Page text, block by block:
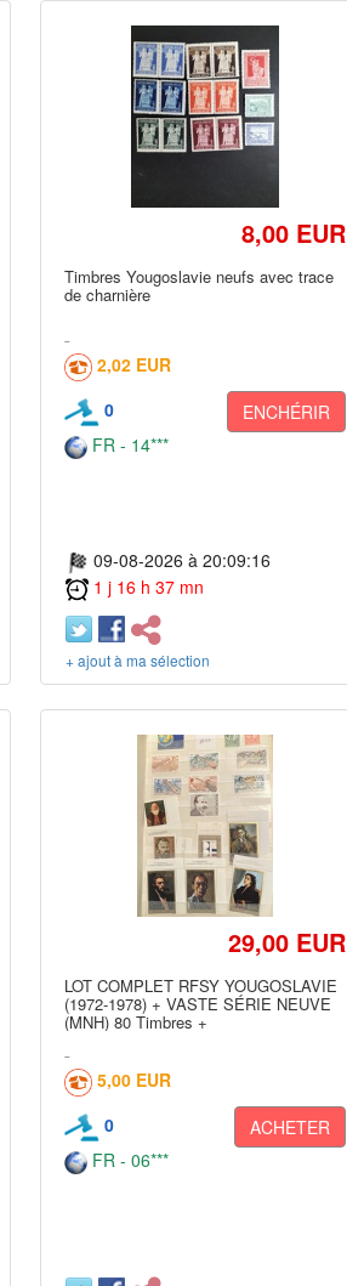
8,00 EUR
Timbres Yougoslavie neufs avec trace
de charnière
2,02 EUR
0
ENCHÉRIR
FR - 14***
09-08-2026 à 20:09:16
1 j 16 h 37 mn
+ ajout à ma sélection
29,00 EUR
LOT COMPLET RFSY YOUGOSLAVIE
(1972-1978) + VASTE SÉRIE NEUVE
(MNH) 80 Timbres +
5,00 EUR
0
ACHETER
FR - 06***